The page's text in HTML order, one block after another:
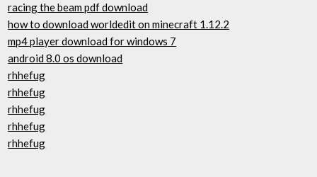
racing the beam pdf download
how to download worldedit on minecraft 1.12.2
mp4 player download for windows 7
android 8.0 os download
rhhefug
rhhefug
rhhefug
rhhefug
rhhefug